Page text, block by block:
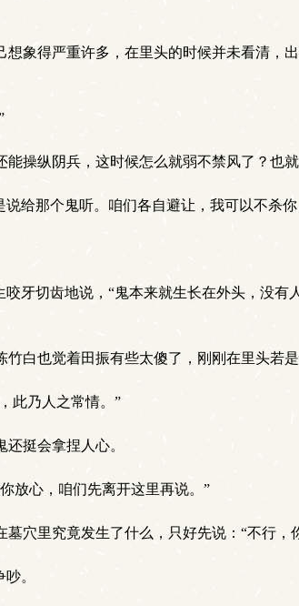
象得严重许多，在里头的时候并未看清，
操纵阴兵，这时候怎么就弱不禁风了？也就
给那个鬼听。咱们各自避让，我可以不杀你
牙切齿地说，“鬼本来就生长在外头，没
白也觉着田振有些太傻了，刚刚在里头若是
此乃人之常情。”
挺会拿捏人心。
放心，咱们先离开这里再说。”
穴里究竟发生了什么，只好先说：“不行，
。